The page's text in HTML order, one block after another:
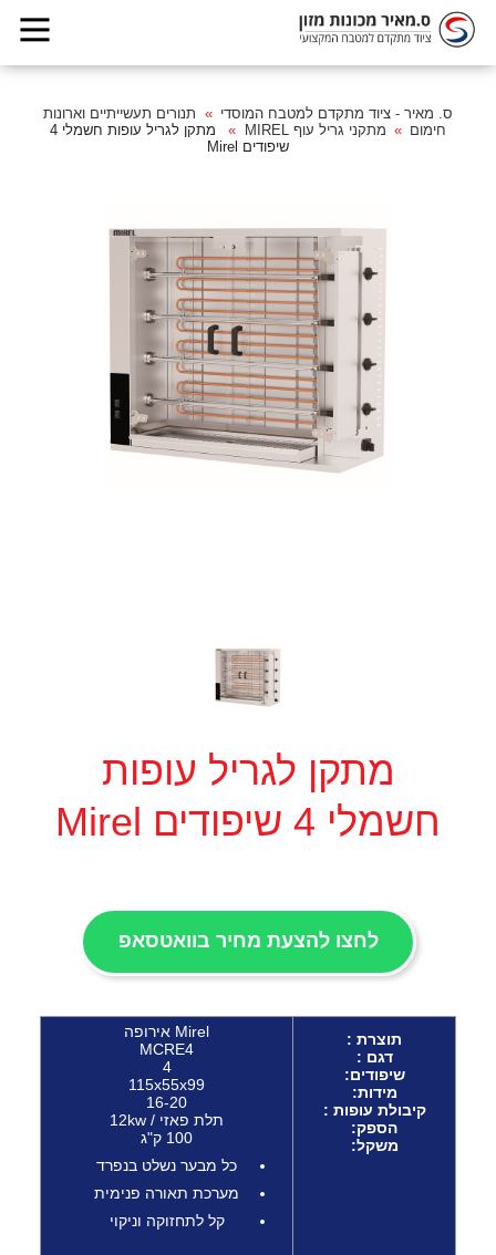
ס. מאיר - ציוד מתקדם למטבח המוסדי
תנורים תעשייתיים וארונות
חימום
מתקני גריל עוף MIREL
מתקן לגריל עופות חשמלי 4
שיפודים Mirel
מתקן לגריל עופות
חשמלי 4 שיפודים Mirel
לחצו להצעת מחיר בוואטסאפ
תוצרת :
דגם :
שיפודים:
מידות:
קיבולת עופות :
הספק:
משקל:
Mirel אירופה
MCRE4
4
115x55x99
16-20
תלת פאזי / 12kw
100 ק"ג
כל מבער נשלט בנפרד
מערכת תאורה פנימית
קל לתחזוקה וניקוי